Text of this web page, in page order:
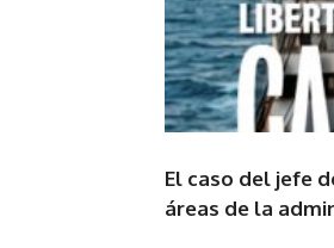
El caso del jefe
áreas de la